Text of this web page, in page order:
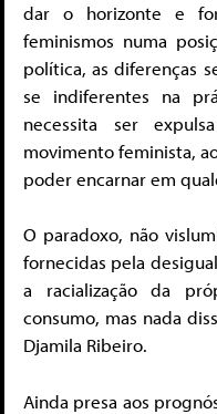
dar o horizonte e
feminismos numa
política, as diferenças
se indiferentes na
necessita ser
movimento feminista,
poder encarnar em
O paradoxo, não
fornecidas pela
a racialização da
consumo, mas nada
Djamila Ribeiro.
Ainda presa aos